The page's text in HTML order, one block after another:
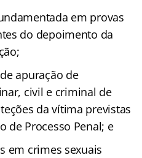
em provas
do depoimento da
apuração de
civil e criminal de
da vítima previstas
de Processo Penal; e
em crimes sexuais